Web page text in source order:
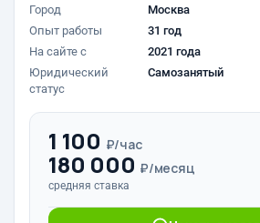
Город
Москва
Опыт работы
31 год
На сайте с
2021 года
Юридический
статус
Самозанятый
1 100 ₽/час
180 000 ₽/месяц
средняя ставка